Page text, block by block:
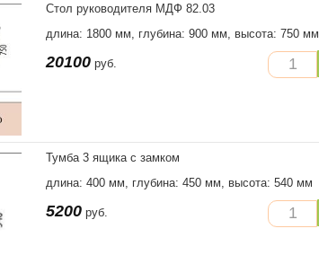
Стол руководителя МДФ 82.03
длина: 1800 мм, глубина: 900 мм, высота: 750 мм
20100 руб.
Тумба 3 ящика с замком
длина: 400 мм, глубина: 450 мм, высота: 540 мм
5200 руб.